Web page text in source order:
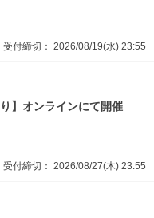
受付締切： 2026/08/19(水) 23:55
】オンラインにて開催
受付締切： 2026/08/27(木) 23:55